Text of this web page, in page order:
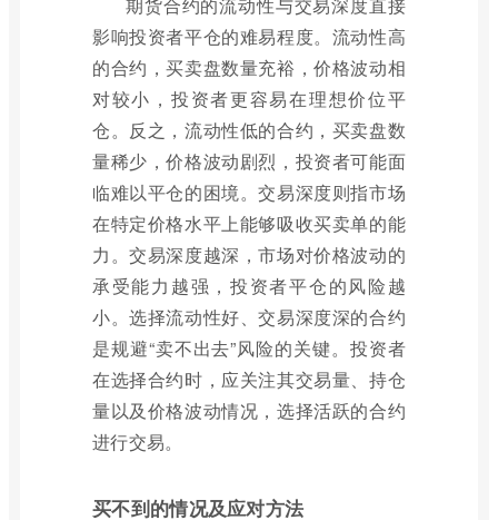
影响投资者平仓的难易程度。流动性高
的合约，买卖盘数量充裕，价格波动相
对较小，投资者更容易在理想价位平
仓。反之，流动性低的合约，买卖盘数
量稀少，价格波动剧烈，投资者可能面
临难以平仓的困境。交易深度则指市场
在特定价格水平上能够吸收买卖单的能
力。交易深度越深，市场对价格波动的
承受能力越强，投资者平仓的风险越
小。选择流动性好、交易深度深的合约
是规避“卖不出去”风险的关键。投资者
在选择合约时，应关注其交易量、持仓
量以及价格波动情况，选择活跃的合约
进行交易。
买不到的情况及应对方法